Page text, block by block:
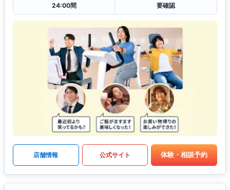
24:00間
要確認
店舗情報 公式サイト 体験・相談予約